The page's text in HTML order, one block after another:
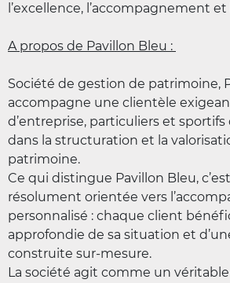
l’excellence, l’accompagnement
A propos de Pavillon Bleu :
Société de gestion de patrimoine,
accompagne une clientèle
d’entreprise, particuliers et
dans la structuration et la
patrimoine.
Ce qui distingue Pavillon Bleu,
résolument orientée vers
personnalisé : chaque client
approfondie de sa situation et
construite sur-mesure.
La société agit comme un